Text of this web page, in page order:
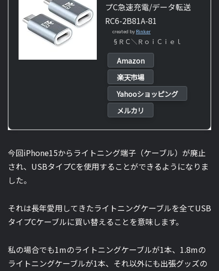
プC急速充電/データ転送
RC6-2B81A-81
created by Rinker
§ＲＣ＼ＲｏｉＣｉｅｌ
Amazon
楽天市場
Yahooショッピング
メルカリ
今回iPhone15からライトニング端子（ケーブル）が廃止
され、USBタイプCを使用することができるようになりま
した。
それは長年愛用してきたライトニングケーブルを全てUSB
タイプCケーブルに買い替えることを意味します。
私の場合でも1mのライトニングケーブルが1本、1.8mの
ライトニングケーブルが1本、それ以外にも出張グッズの